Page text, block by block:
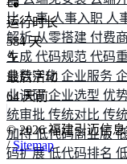
比人事人事入职 人
解析从零搭建 付费
生成 代码规范 代码
业数字化 企业服务
业调研企业选型 优
统审批 传统对比 传
加持低代码商业版
码扩展低代码排名
运行时长
584 天
最后活动
64 天前
©2026福建引迈信息
/Sitemap